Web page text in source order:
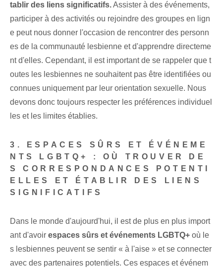
tablir des liens significatifs.Assister à des événements,
participer à des activités ou rejoindre des groupes en lign
e peut nous donner l'occasion de rencontrer des personn
es de la communauté lesbienne et d'apprendre directeme
nt d'elles. Cependant, il est important de se rappeler que t
outes les lesbiennes ne souhaitent pas être identifiées ou
connues uniquement par leur orientation sexuelle. Nous
devons donc toujours respecter les préférences individuel
les et les limites établies.
3. ESPACES SÛRS ET ÉVÉNEME
NTS LGBTQ+ : OÙ TROUVER DE
S CORRESPONDANCES POTENTI
ELLES ET ÉTABLIR DES LIENS
SIGNIFICATIFS
Dans le monde d'aujourd'hui, il est de plus en plus import
ant d'avoir espaces sûrs⁢ et​ événements LGBTQ+ où le
s lesbiennes peuvent se sentir « à l'aise » et se connecter
avec des partenaires potentiels‌. Ces espaces et événem